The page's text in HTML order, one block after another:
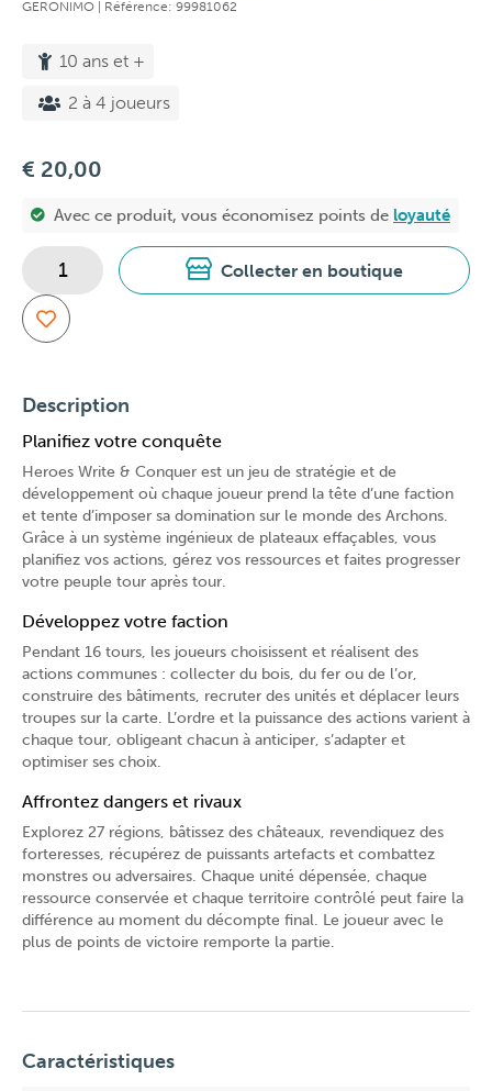
GERONIMO | Référence: 99981062
10 ans et +
2 à 4 joueurs
€ 20,00
Avec ce produit, vous économisez points de loyauté
Collecter en boutique
Description
Planifiez votre conquête
Heroes Write & Conquer est un jeu de stratégie et de
développement où chaque joueur prend la tête d’une faction
et tente d’imposer sa domination sur le monde des Archons.
Grâce à un système ingénieux de plateaux effaçables, vous
planifiez vos actions, gérez vos ressources et faites progresser
votre peuple tour après tour.
Développez votre faction
Pendant 16 tours, les joueurs choisissent et réalisent des
actions communes : collecter du bois, du fer ou de l’or,
construire des bâtiments, recruter des unités et déplacer leurs
troupes sur la carte. L’ordre et la puissance des actions varient à
chaque tour, obligeant chacun à anticiper, s’adapter et
optimiser ses choix.
Affrontez dangers et rivaux
Explorez 27 régions, bâtissez des châteaux, revendiquez des
forteresses, récupérez de puissants artefacts et combattez
monstres ou adversaires. Chaque unité dépensée, chaque
ressource conservée et chaque territoire contrôlé peut faire la
différence au moment du décompte final. Le joueur avec le
plus de points de victoire remporte la partie.
Caractéristiques